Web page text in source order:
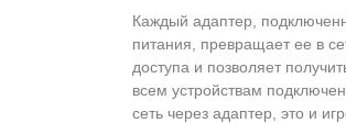
Каждый адаптер,
питания, превращает ее в
доступа и позволяет
всем устройствам
сеть через адаптер, это и